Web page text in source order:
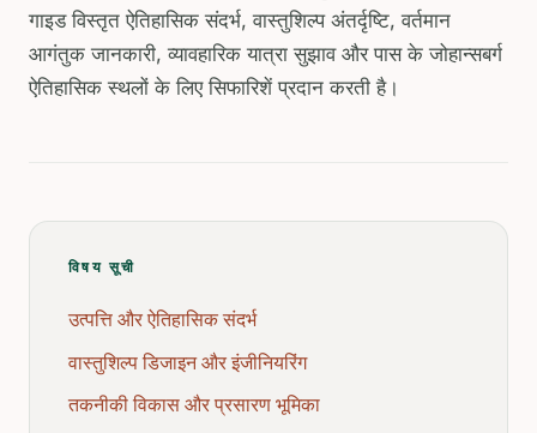
गाइड विस्तृत ऐतिहासिक संदर्भ, वास्तुशिल्प अंतर्दृष्टि, वर्तमान
आगंतुक जानकारी, व्यावहारिक यात्रा सुझाव और पास के जोहान्सबर्ग
ऐतिहासिक स्थलों के लिए सिफारिशें प्रदान करती है।
विषय सूची
उत्पत्ति और ऐतिहासिक संदर्भ
वास्तुशिल्प डिजाइन और इंजीनियरिंग
तकनीकी विकास और प्रसारण भूमिका